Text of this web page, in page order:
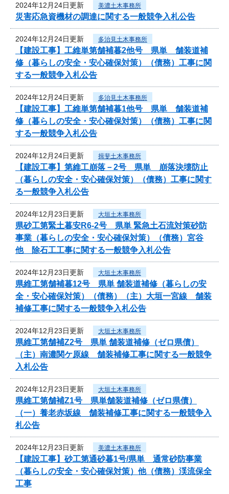
2024年12月24日更新 美濃土木事務所
災害応急資機材の調達に関する一般競争入札公告
2024年12月24日更新 多治見土木事務所
【建設工事】工維単第舗補暮2他号 県単 舗装道補
修（暮らしの安全・安心確保対策）（債務）工事に関
する一般競争入札公告
2024年12月24日更新 多治見土木事務所
【建設工事】工維単第舗補暮1他号 県単 舗装道補
修（暮らしの安全・安心確保対策）（債務）工事に関
する一般競争入札公告
2024年12月24日更新 揖斐土木事務所
【建設工事】第維工崩落－2号 県単 崩落決壊防止
（暮らしの安全・安心確保対策）（債務）工事に関す
る一般競争入札公告
2024年12月23日更新 大垣土木事務所
県砂工第緊土暮安R6-2号 県単 緊急土石流対策砂防
事業（暮らしの安全・安心確保対策）（債務）宮谷
他 除石工工事に関する一般競争入札公告
2024年12月23日更新 大垣土木事務所
県維工第舗補暮12号 県単 舗装道補修（暮らしの安
全・安心確保対策）（債務）（主）大垣一宮線 舗装
補修工事に関する一般競争入札公告
2024年12月23日更新 大垣土木事務所
県維工第舗補Z2号 県単 舗装道補修（ゼロ県債）
（主）南濃関ケ原線 舗装補修工事に関する一般競争
入札公告
2024年12月23日更新 大垣土木事務所
県維工第舗補Z1号 県単舗装道補修（ゼロ県債）
（一）養老赤坂線 舗装補修工事に関する一般競争入
札公告
2024年12月23日更新 美濃土木事務所
【建設工事】砂工第通砂暮1号/県単 通常砂防事業
（暮らしの安全・安心確保対策）他（債務）渓流保全
工事